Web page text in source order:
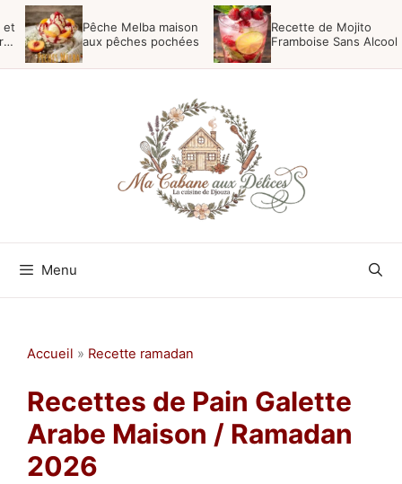
Aller
au
contenu
et
Pêche Melba maison
aux pêches pochées
Recette de Mojito
Framboise Sans Alcool
Menu
Accueil » Recette ramadan
Recettes de Pain Galette
Arabe Maison / Ramadan
2026